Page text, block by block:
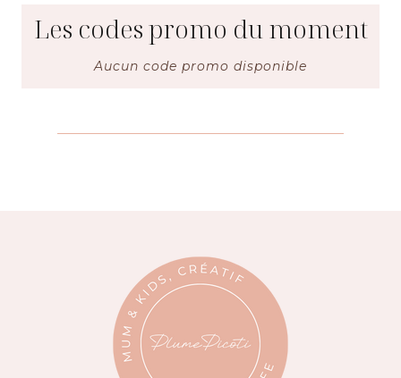
Les codes promo du moment
Aucun code promo disponible